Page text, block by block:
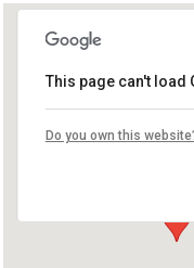
Lounatuulet
Läntinen
This page can't load
Do you own this